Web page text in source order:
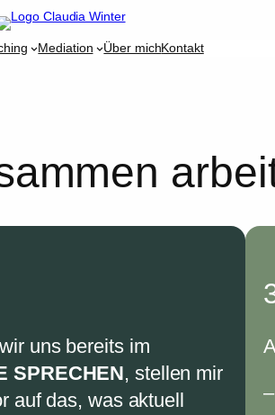
Mediation Über michKontakt
uns bereits im
SPRECHEN, stellen mir
auf das, was aktuell
–